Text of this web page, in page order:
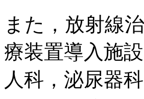
また，放射線
療装置導入施
人科，泌尿器